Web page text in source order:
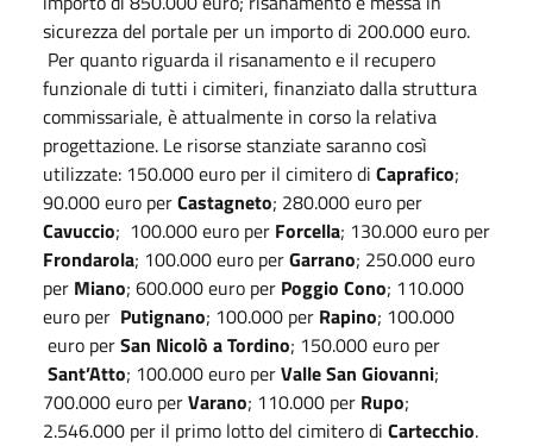
sicurezza del portale per un importo di 200.000 euro.
Per quanto riguarda il risanamento e il recupero
funzionale di tutti i cimiteri, finanziato dalla struttura
commissariale, è attualmente in corso la relativa
progettazione. Le risorse stanziate saranno così
utilizzate: 150.000 euro per il cimitero di Caprafico;
90.000 euro perCastagneto; 280.000 euro per
Cavuccio; 100.000 euro per Forcella; 130.000 euro per
Frondarola; 100.000 euro perGarrano; 250.000 euro
per Miano; 600.000 euro per Poggio Cono; 110.000
euro per Putignano; 100.000 per Rapino; 100.000
euro perSan Nicolò a Tordino; 150.000 euro per
Sant’Atto; 100.000 euro perValle San Giovanni;
700.000 euro perVarano; 110.000 per Rupo;
2.546.000 per il primo lotto del cimitero di Cartecchio.